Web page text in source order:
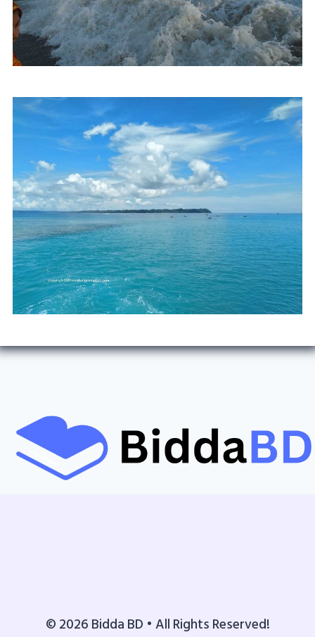
© 2026 Bidda BD • All Rights Reserved!